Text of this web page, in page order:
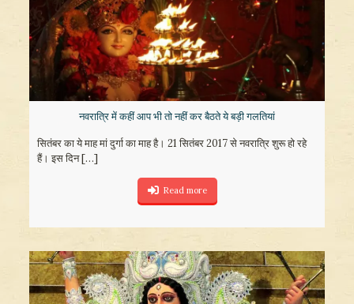
नवरात्रि में कहीं आप भी तो नहीं कर बैठते ये बड़ी गलतियां
सितंबर का ये माह मां दुर्गा का माह है। 21 सितंबर 2017 से नवरात्रि शुरू हो रहे
हैं। इस दिन[…]
Read more